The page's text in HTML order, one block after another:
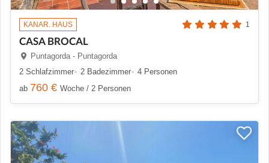
KANAR. HAUS 1
CASA BROCAL
Puntagorda - Puntagorda
2 Schlafzimmer
2 Badezimmer
4 Personen
ab 760 € Woche / 2 Personen